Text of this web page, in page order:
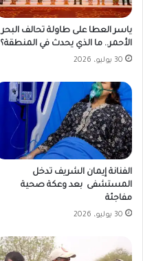
ياسر العطا على طاولة تحالف البحر
الأحمر.. ما الذي يحدث في المنطقة؟
30 يوليو، 2026
الفنانة إيمان الشريف تدخل
المستشفى بعد وعكة صحية
مفاجئة
30 يوليو، 2026